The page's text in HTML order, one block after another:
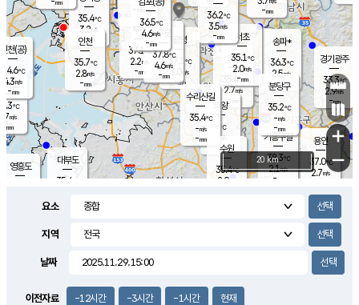
의도
℃
m/s
mm
영흥도
과천
35.4℃
2.7m/s
- mm
용인
37.0℃
2.7m/s
경기광주
33.3℃
2.9m/s
-mm
2.9m/s
대부도
35.4
35.4℃
3.2 m/s
-mm
mm
의왕
- ℃
m/s
mm
-m/s
mm
광명
37.1
℃
3.0 m/s
-mm
부천
37.1℃
2.2m/s
-mm
구로
37.8℃
4.6m/s
-mm
-mm
송파*
36.3℃
2.5m/s
-mm
서초
35.1℃
2.0m/s
-mm
기흥구갈
38.3℃
2.1m/s
-
수리산길
35.4℃
-m/s
-mm
분당구
35.2℃
-m/s
-mm
인천(공)
34.6℃
4.3m/s
-mm
36.5℃
4.6m/s
-mm
수원
35.4℃
2.9m/s
인천
35.7℃
2.8m/s
-mm
36.2℃
3.5m/s
-mm
+
−
20 km
요소
지역
날짜
이전자료 -12시간 -3시간 -1시간 현재